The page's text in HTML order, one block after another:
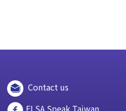
Contact us
ELSA Speak Taiwan